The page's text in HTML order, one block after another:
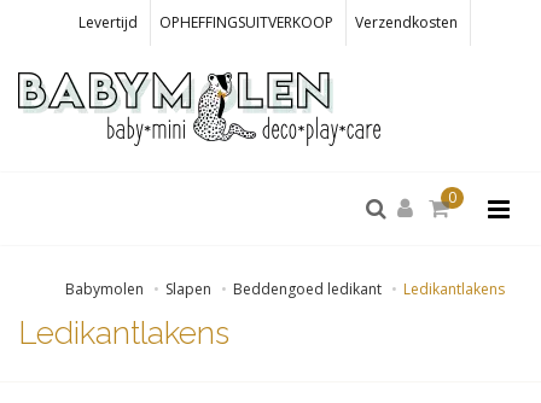
Levertijd OPHEFFINGSUITVERKOOP Verzendkosten
0
Babymolen Slapen Beddengoed ledikant Ledikantlakens
Ledikantlakens